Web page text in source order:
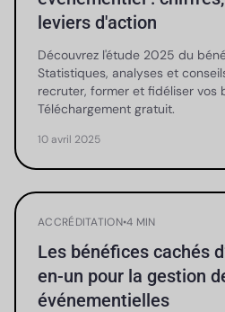
leviers d'action
Découvrez l'étude 2025 du
Statistiques, analyses et
recruter, former et fidéliser vos
Téléchargement gratuit.
10 avril 2025
ACCRÉDITATION•4 MIN
Les bénéfices cachés
en-un pour la gestion
événementielles